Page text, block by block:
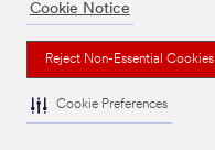
Cookie Notice
Reject Non-Essential Cookies
Cookie Preferences